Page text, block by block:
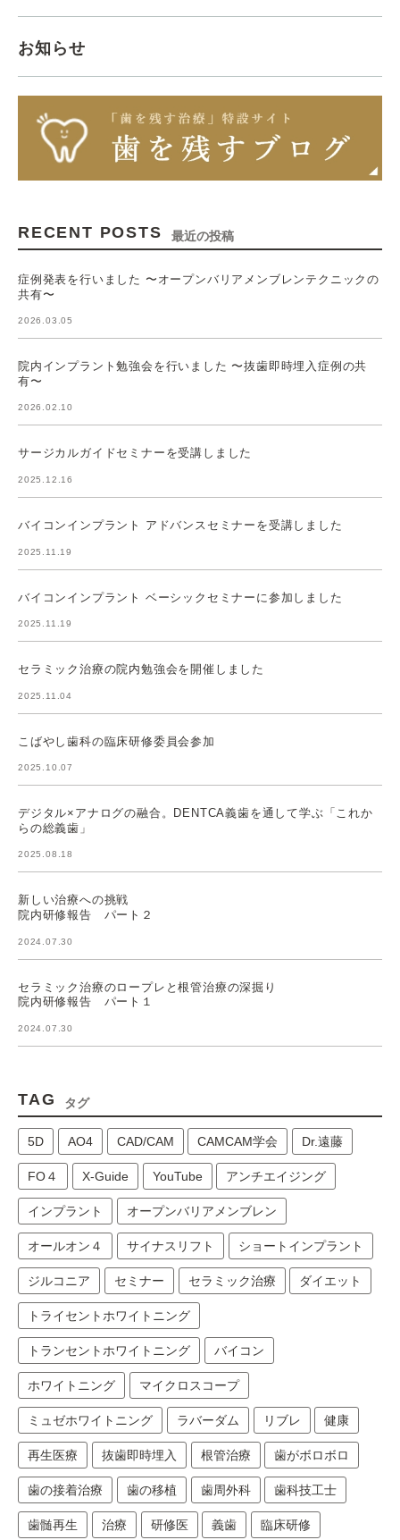
お知らせ
RECENT POSTS 最近の投稿
症例発表を行いました 〜オープンバリアメンブレンテクニックの
共有〜
2026.03.05
院内インプラント勉強会を行いました 〜抜歯即時埋入症例の共
有〜
2026.02.10
サージカルガイドセミナーを受講しました
2025.12.16
バイコンインプラント アドバンスセミナーを受講しました
2025.11.19
バイコンインプラント ベーシックセミナーに参加しました
2025.11.19
セラミック治療の院内勉強会を開催しました
2025.11.04
こばやし歯科の臨床研修委員会参加
2025.10.07
デジタル×アナログの融合。DENTCA義歯を通して学ぶ「これか
らの総義歯」
2025.08.18
新しい治療への挑戦
院内研修報告 パート２
2024.07.30
セラミック治療のロープレと根管治療の深掘り
院内研修報告 パート１
2024.07.30
TAG タグ
5D AO4 CAD/CAM CAMCAM学会 Dr.遠藤
FO４ X-Guide YouTube アンチエイジング
インプラント オープンバリアメンブレン
オールオン４ サイナスリフト ショートインプラント
ジルコニア セミナー セラミック治療 ダイエット
トライセントホワイトニング
トランセントホワイトニング バイコン
ホワイトニング マイクロスコープ
ミュゼホワイトニング ラバーダム リブレ 健康
再生医療 抜歯即時埋入 根管治療 歯がボロボロ
歯の接着治療 歯の移植 歯周外科 歯科技工士
歯髄再生 治療 研修医 義歯 臨床研修